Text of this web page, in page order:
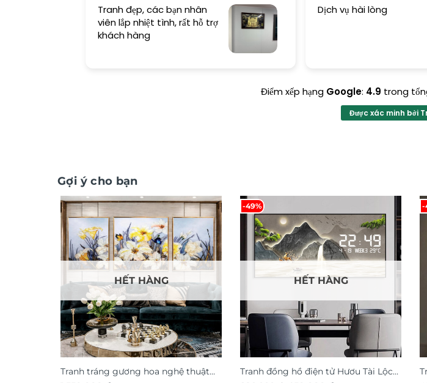
Tranh đẹp, các bạn nhân
viên lắp nhiệt tình, rất hỗ trợ
khách hàng
Dịch vụ hài lòng
Điểm xếp hạng Google: 4.9 trong
Được xác minh bởi
Gợi ý cho bạn
HẾT HÀNG
Tranh tráng gương hoa nghệ thuật
-49%
HẾT HÀNG
Tranh đồng hồ điện tử Hươu Tài Lộc
-